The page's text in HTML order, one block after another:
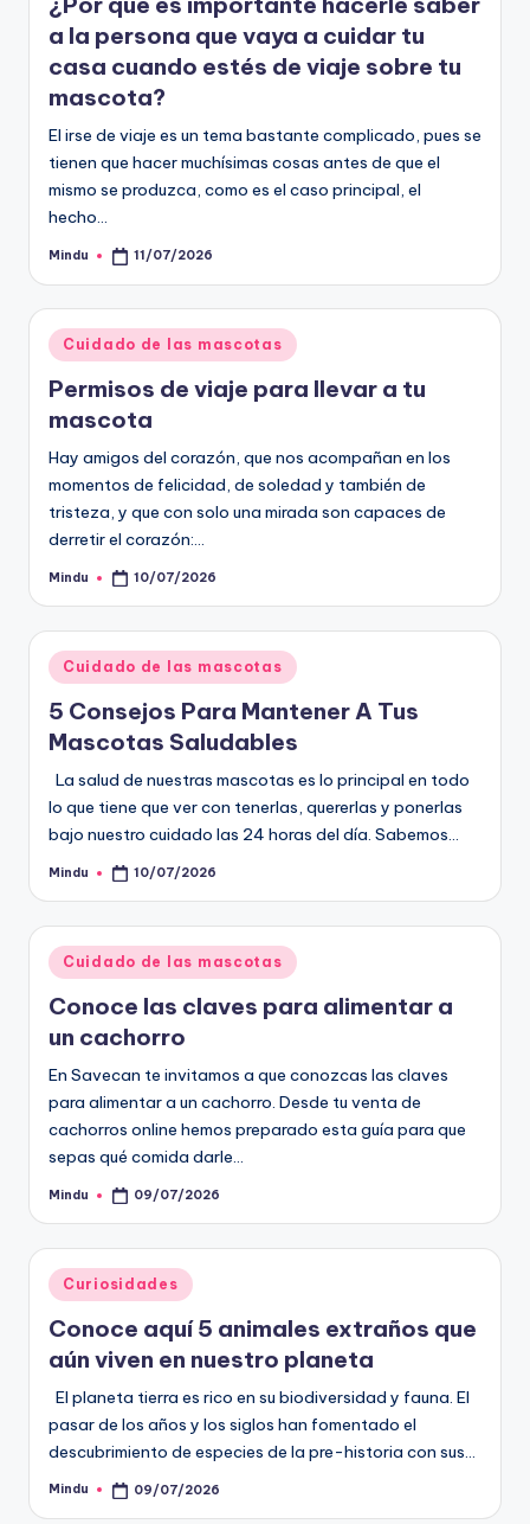
a la persona que vaya a cuidar tu
casa cuando estés de viaje sobre tu
mascota?
El irse de viaje es un tema bastante complicado, pues se
tienen que hacer muchísimas cosas antes de que el
mismo se produzca, como es el caso principal, el
hecho…
Publicado
Mindu 11/07/2026
Publicado
en
Cuidado de las mascotas
Permisos de viaje para llevar a tu
mascota
Hay amigos del corazón, que nos acompañan en los
momentos de felicidad, de soledad y también de
tristeza, y que con solo una mirada son capaces de
derretir el corazón:…
Publicado
Mindu 10/07/2026
Publicado
en
Cuidado de las mascotas
5 Consejos Para Mantener A Tus
Mascotas Saludables
La salud de nuestras mascotas es lo principal en todo
lo que tiene que ver con tenerlas, quererlas y ponerlas
bajo nuestro cuidado las 24 horas del día. Sabemos…
Publicado
Mindu 10/07/2026
Publicado
en
Cuidado de las mascotas
Conoce las claves para alimentar a
un cachorro
En Savecan te invitamos a que conozcas las claves
para alimentar a un cachorro. Desde tu venta de
cachorros online hemos preparado esta guía para que
sepas qué comida darle…
Publicado
Mindu 09/07/2026
Publicado
en
Curiosidades
Conoce aquí 5 animales extraños que
aún viven en nuestro planeta
El planeta tierra es rico en su biodiversidad y fauna. El
pasar de los años y los siglos han fomentado el
descubrimiento de especies de la pre-historia con sus…
Publicado
Mindu 09/07/2026